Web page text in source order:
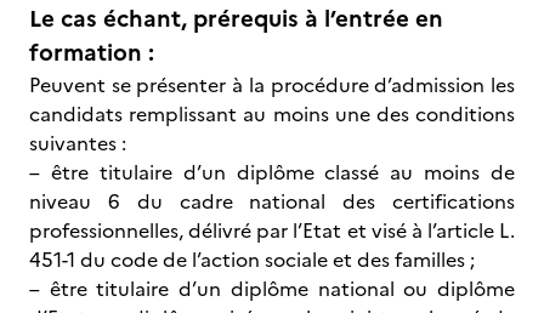
Le cas échant, prérequis à l’entrée en
formation :
Peuvent se présenter à la procédure d’admission les
candidats remplissant au moins une des conditions
suivantes :
– être titulaire d’un diplôme classé au moins de
niveau 6 du cadre national des certifications
professionnelles, délivré par l’Etat et visé à l’article L.
451-1 du code de l’action sociale et des familles ;
– être titulaire d’un diplôme national ou diplôme